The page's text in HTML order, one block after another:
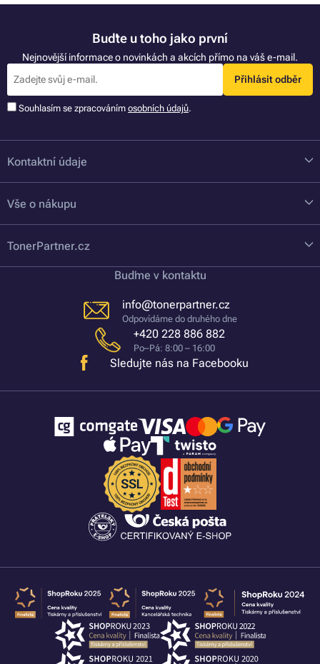
Buďte u toho jako první
Nejnovější informace o novinkách a akcích přímo na váš e-mail.
Přihlásit odběr
Souhlasím se zpracováním osobních údajů.
Kontaktní údaje
Vše o nákupu
TonerPartner.cz
Buďme v kontaktu
info@tonerpartner.cz
Odpovídáme do druhého dne
+420 228 886 882
Po–Pá: 8:00 – 16:00
Sledujte nás na Facebooku